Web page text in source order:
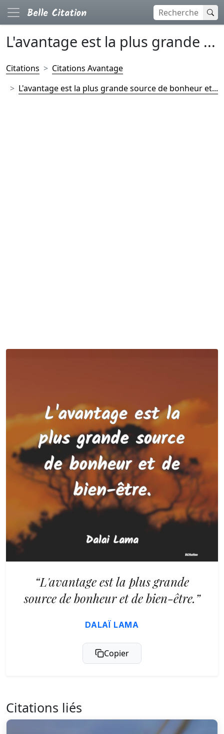
L'avantage est la plus grande ...
Citations
Citations Avantage
L'avantage est la plus grande source de bonheur et...
“L'avantage est la plus grande
source de bonheur et de bien-être.”
DALAÏ LAMA
Copier
Citations liés